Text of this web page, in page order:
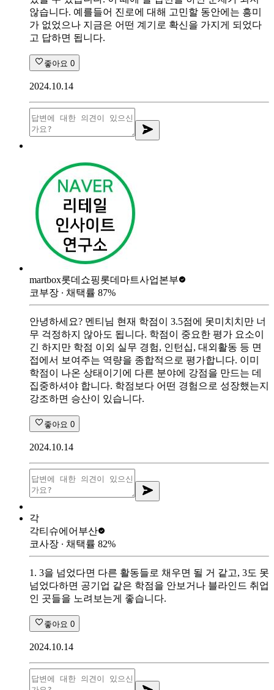
않습니다. 예를들어 진로에 대해 고민할 동안에는 흥미
가 없었으나 지금은 어떤 계기로 확신을 가지게 되었다
고 답하면 됩니다.
좋아요 0
2024.10.14
martbox롯데쇼핑롯데마트사업본부
코부장 ∙ 채택률 87%
안녕하세요? 멘티님 현재 학점이 3.5점에 못미치치만 너
무 걱정하지 않아도 됩니다. 학점이 중요한 평가 요소이
긴 하지만 학점 이외 실무 경험, 인턴십, 대외활동 등 면
접에서 보여주는 역량을 종합적으로 평가합니다. 이미
학점이 나온 상태이기에 다른 분야에 강점을 만드는 데
집중하셔야 합니다. 학점보다 어떤 경험으로 성장했는지
강조하면 승산이 있습니다.
좋아요 0
2024.10.14
각
각티슈에어부산
코사장 ∙ 채택률 82%
1. 3을 넘었다면 다른 활동들로 채우면 될 거 같고, 3도 못
넘었다하면 공기업 같은 학점을 안보거나 블라인드 취업
인 곳들을 노려보는게 좋습니다.
좋아요 0
2024.10.14